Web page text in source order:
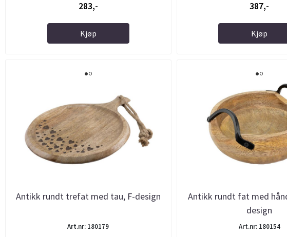
283,-
Kjøp
387,-
Kjøp
Antikk rundt trefat med tau, F-design
Art.nr: 180179
Antikk rundt fat med
design
Art.nr: 180154